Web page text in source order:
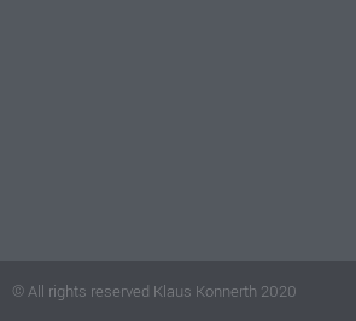
© All rights reserved Klaus Konnerth 2020